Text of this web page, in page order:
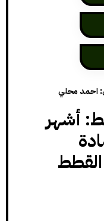
احمد محلي
أشهر